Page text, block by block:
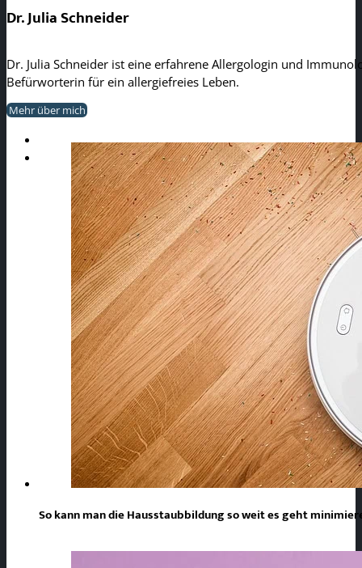
Dr. Julia Schneider
Dr. Julia Schneider ist eine erfahrene Allergologin und
Befürworterin für ein allergiefreies Leben.
Mehr über mich
So kann man die Hausstaubbildung so weit es geht